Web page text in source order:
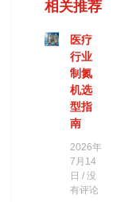
相关推荐
医疗
行业
制氮
机选
型指
南
2026年
7月14
日 没
有评论